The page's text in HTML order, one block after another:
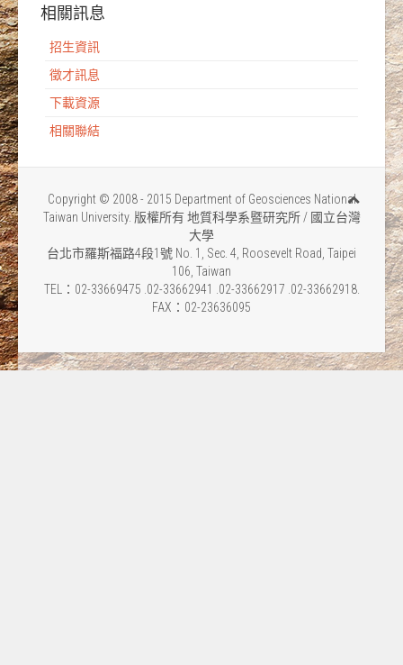
相關訊息
招生資訊
徵才訊息
下載資源
相關聯結
Copyright © 2008 - 2015 Department of Geosciences National
Taiwan University. 版權所有 地質科學系暨研究所 / 國立台灣
大學
台北市羅斯福路4段1號 No. 1, Sec. 4, Roosevelt Road, Taipei
106, Taiwan
TEL：02-33669475 .02-33662941 .02-33662917 .02-33662918.
FAX：02-23636095